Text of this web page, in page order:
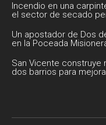
Incendio en una
el sector de secado
Un apostador de Dos
en la Poceada
San Vicente construye
dos barrios para